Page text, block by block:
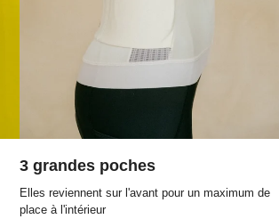
3 grandes poches
Elles reviennent sur l'avant pour un maximum de
place à l'intérieur